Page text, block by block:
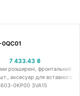
7 433.43 ₴
розширені, фронтальний
аксесуар для вставного
0KP00 3VA15